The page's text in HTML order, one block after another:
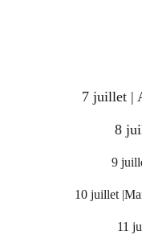
7 juillet |
8
9
10 juillet
11